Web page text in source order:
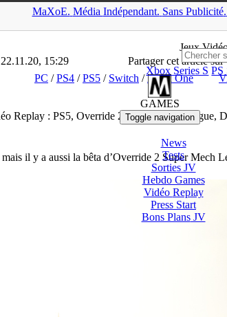
MaXoE. Média Indépendant. Sans Publicité.
Jeux
Xbox Series S PS
GAMES
Toggle navigation
News
Tests
SortiesJV
Hebdo Games
Vidéo Replay
Press Start
Bons PlansJV
▲
15:29 Partager cet article sur
PC /PS4 /PS5 / Switch /Xbox One
Replay : PS5, Override 2 Super Mech League,
il y a aussi la bêta d’Override 2 Super Mech